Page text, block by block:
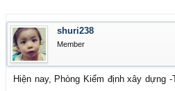
shuri238
Member
Hiện nay, Phòng Kiểm định xây dựng